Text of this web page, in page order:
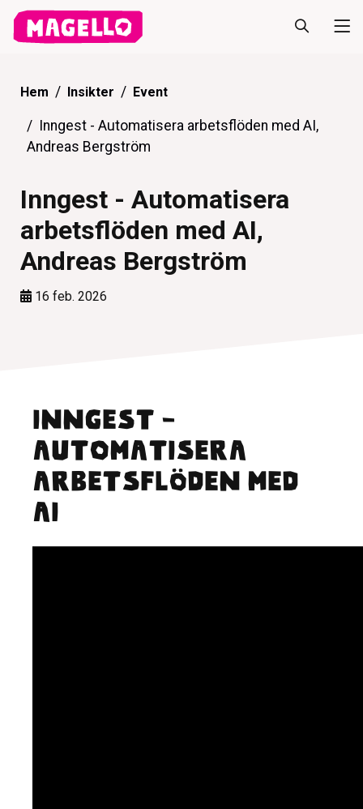
Hem Insikter Event
Inngest - Automatisera arbetsflöden med AI,
Andreas Bergström
Inngest - Automatisera
arbetsflöden med AI,
Andreas Bergström
16 feb. 2026
Inngest -
Automatisera
arbetsflöden med
AI